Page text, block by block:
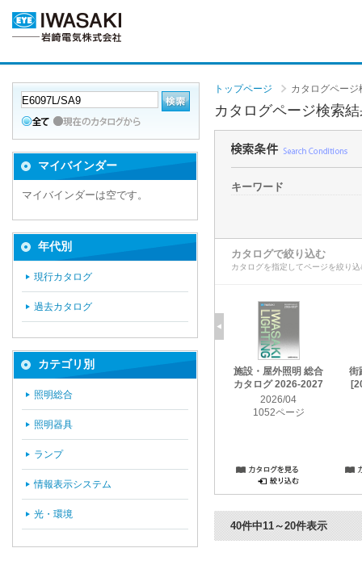
トップページ カタログページ
カタログページ検索
キーワード
カタログで絞り込む
カタログを指定してページを絞り
施設・屋外照明 総合
カタログ 2026-2027
2026/04
1052ページ
街
40件中11～20件表示
マイバインダー
マイバインダーは空です。
年代別
現行カタログ
過去カタログ
カテゴリ別
照明総合
照明器具
ランプ
情報表示システム
光・環境